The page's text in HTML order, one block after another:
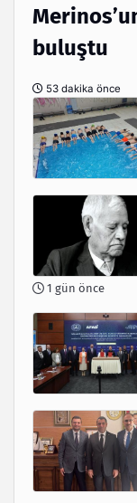
buluştu
53 dakika önce
1 gün önce